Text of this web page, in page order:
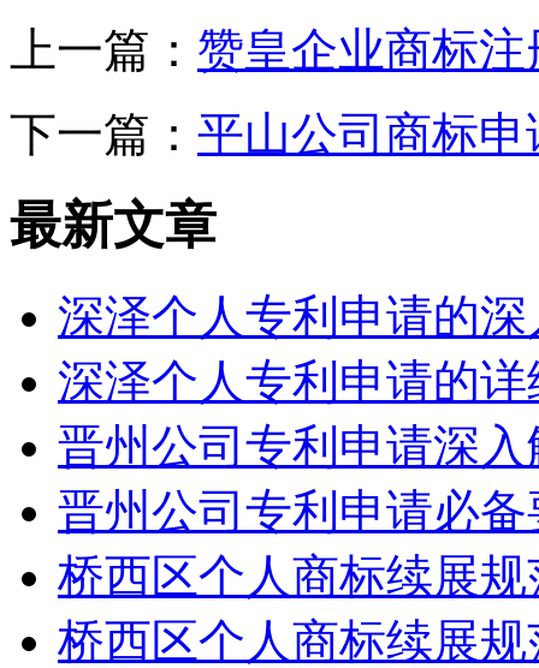
上一篇： 赞皇企业商标
下一篇： 平山公司商标
最新文章
深泽个人专利申请的
深泽个人专利申请的
晋州公司专利申请深
晋州公司专利申请必
桥西区个人商标续展
桥西区个人商标续展